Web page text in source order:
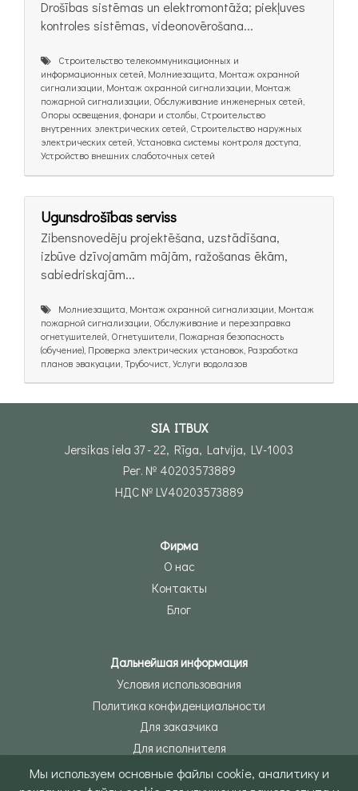
Drošības sistēmas un elektromontāža; piekļuves
kontroles sistēmas, videonovērošana...
Cтроительство телекоммуникационных и
информационных сетей, Молниезащита, Монтаж охранной
сигнализации, Монтаж охранной сигнализации, Монтаж
пожарной сигнализации, Обслуживание инженерных сетей,
Опоры освещения, фонари и столбы, Строительство
внутренних электрических сетей, Строительство наружных
электрических сетей, Установка системы контроля доступа,
Устройство внешних слаботочных сетей
Ugunsdrošības serviss
Zibensnovedēju projektēšana, uzstādīšana,
izbūve dzīvojamām mājām, ražošanas ēkām,
sabiedriskajām...
Молниезащита, Монтаж охранной сигнализации, Монтаж
пожарной сигнализации, Обслуживание и перезаправка
огнетушителей, Огнетушители, Пожарная безопасность
(oбучение), Проверка электрических установок, Разработка
планов эвакуации, Трубочист, Услуги водолазов
Мы используем основные файлы cookie, аналитику и
SIA ITBUX
Jersikas iela 37 - 22, Rīga, Latvija, LV-1003
Рег. № 40203573889
НДС № LV40203573889
Фирма
О нас
Контакты
Блог
Дальнейшая информация
Условия использования
Политика конфиденциальности
Для заказчика
Для исполнителя